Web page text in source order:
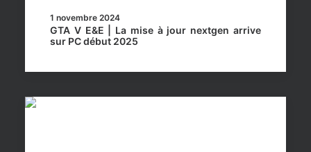
1 novembre 2024
GTA V E&E | La mise à jour nextgen arrive
sur PC début 2025